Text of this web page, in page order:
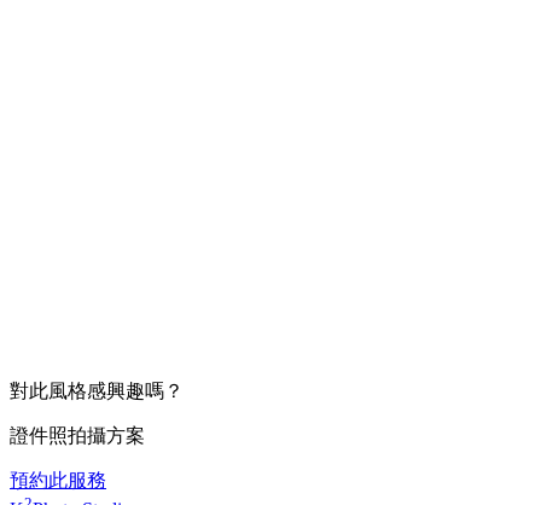
對此風格感興趣嗎？
證件照拍攝方案
預約此服務